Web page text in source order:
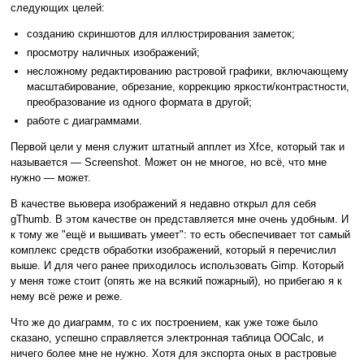
следующих целей:
созданию скриншотов для иллюстрирования заметок;
просмотру наличных изображений;
несложному редактированию растровой графики, включающему
масштабирование, обрезание, коррекцию яркости/контрастности,
преобразование из одного формата в другой;
работе с диаграммами.
Первой цели у меня служит штатный апплет из Xfce, который так и
называется — Screenshot. Может он не многое, но всё, что мне
нужно — может.
В качестве вьювера изображений я недавно открыл для себя
gThumb. В этом качестве он представляется мне очень удобным. И
к тому же "ещё и вышивать умеет": то есть обеспечивает тот самый
комплекс средств обработки изображений, который я перечислил
выше. И для чего ранее приходилось использовать Gimp. Который
у меня тоже стоит (опять же на всякий пожарный), но прибегаю я к
нему всё реже и реже.
Что же до диаграмм, то с их построением, как уже тоже было
сказано, успешно справляется электронная таблица OOCalc, и
ничего более мне не нужно. Хотя для экспорта оных в растровые